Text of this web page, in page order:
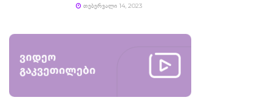
ᲗᲔᲑᲔᲠᲕᲐᲚᲘ 14, 2023